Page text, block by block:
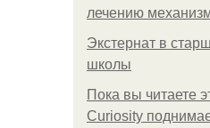
лечению
Экстернат в
школы
Пока вы читаете
Curiosity